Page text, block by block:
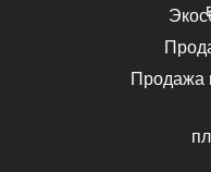
Продажа